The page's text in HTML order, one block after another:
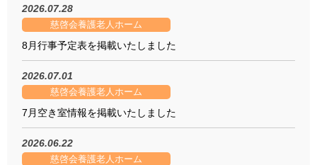
2026.07.28
慈啓会養護老人ホーム
8月行事予定表を掲載いたしました
2026.07.01
慈啓会養護老人ホーム
7月空き室情報を掲載いたしました
2026.06.22
慈啓会養護老人ホーム